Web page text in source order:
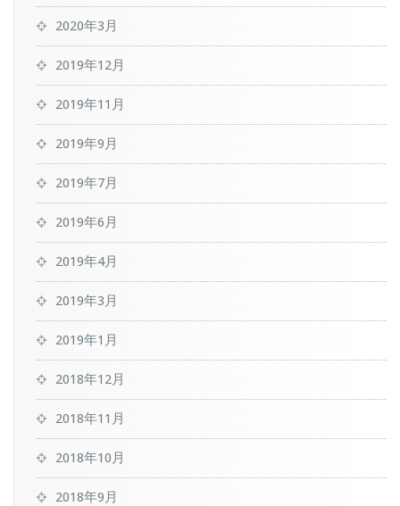
2020年3月
2019年12月
2019年11月
2019年9月
2019年7月
2019年6月
2019年4月
2019年3月
2019年1月
2018年12月
2018年11月
2018年10月
2018年9月